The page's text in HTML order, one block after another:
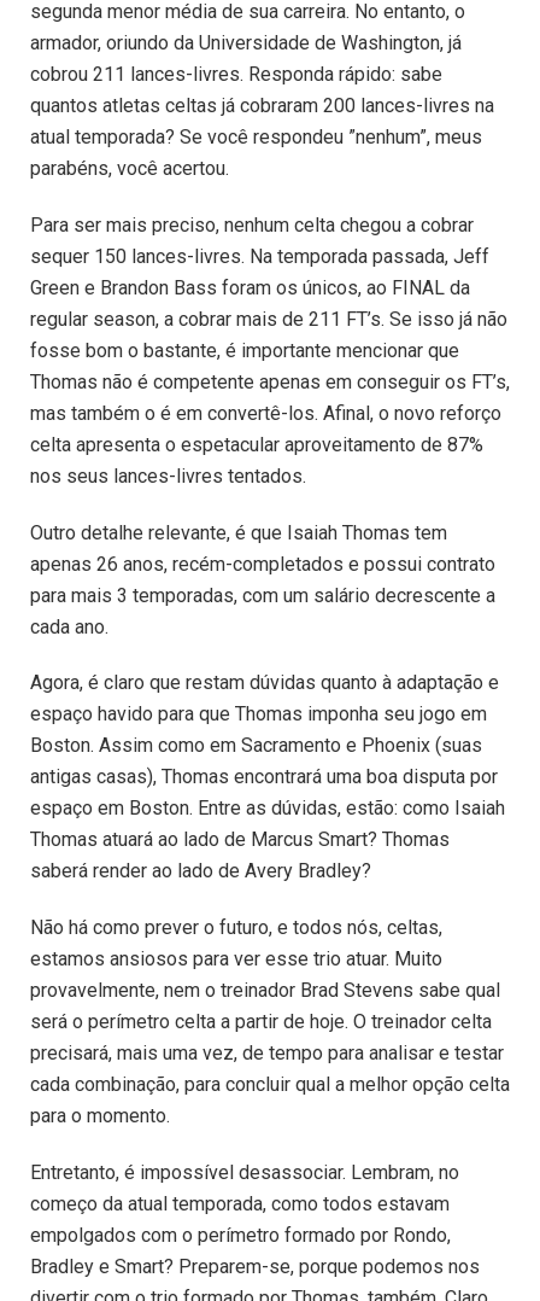
segunda menor média de sua carreira. No entanto, o
armador, oriundo da Universidade de Washington, já
cobrou 211 lances-livres. Responda rápido: sabe
quantos atletas celtas já cobraram 200 lances-livres na
atual temporada? Se você respondeu ”nenhum”, meus
parabéns, você acertou.
Para ser mais preciso, nenhum celta chegou a cobrar
sequer 150 lances-livres. Na temporada passada, Jeff
Green e Brandon Bass foram os únicos, ao FINAL da
regular season, a cobrar mais de 211 FT’s. Se isso já não
fosse bom o bastante, é importante mencionar que
Thomas não é competente apenas em conseguir os FT’s,
mas também o é em convertê-los. Afinal, o novo reforço
celta apresenta o espetacular aproveitamento de 87%
nos seus lances-livres tentados.
Outro detalhe relevante, é que Isaiah Thomas tem
apenas 26 anos, recém-completados e possui contrato
para mais 3 temporadas, com um salário decrescente a
cada ano.
Agora, é claro que restam dúvidas quanto à adaptação e
espaço havido para que Thomas imponha seu jogo em
Boston. Assim como em Sacramento e Phoenix (suas
antigas casas), Thomas encontrará uma boa disputa por
espaço em Boston. Entre as dúvidas, estão: como Isaiah
Thomas atuará ao lado de Marcus Smart? Thomas
saberá render ao lado de Avery Bradley?
Não há como prever o futuro, e todos nós, celtas,
estamos ansiosos para ver esse trio atuar. Muito
provavelmente, nem o treinador Brad Stevens sabe qual
será o perímetro celta a partir de hoje. O treinador celta
precisará, mais uma vez, de tempo para analisar e testar
cada combinação, para concluir qual a melhor opção celta
para o momento.
Entretanto, é impossível desassociar. Lembram, no
começo da atual temporada, como todos estavam
empolgados com o perímetro formado por Rondo,
Bradley e Smart? Preparem-se, porque podemos nos